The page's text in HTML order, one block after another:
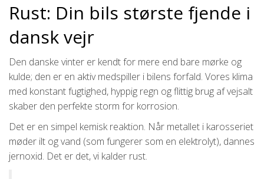
Rust: Din bils største fjende i
dansk vejr
Den danske vinter er kendt for mere end bare mørke og
kulde; den er en aktiv medspiller i bilens forfald. Vores klima
med konstant fugtighed, hyppig regn og flittig brug af vejsalt
skaber den perfekte storm for korrosion.
Det er en simpel kemisk reaktion. Når metallet i karosseriet
møder ilt og vand (som fungerer som en elektrolyt), dannes
jernoxid. Det er det, vi kalder rust.